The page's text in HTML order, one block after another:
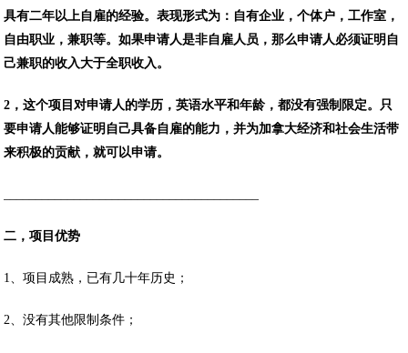
具有二年以上自雇的经验。表现形式为：自有企业，个体户，工作室，
自由职业，兼职等。如果申请人是非自雇人员，那么申请人必须证明自
己兼职的收入大于全职收入。
2，这个项目对申请人的学历，英语水平和年龄，都没有强制限定。只
要申请人能够证明自己具备自雇的能力，并为加拿大经济和社会生活带
来积极的贡献，就可以申请。
二，项目优势
1、项目成熟，已有几十年历史；
2、没有其他限制条件；